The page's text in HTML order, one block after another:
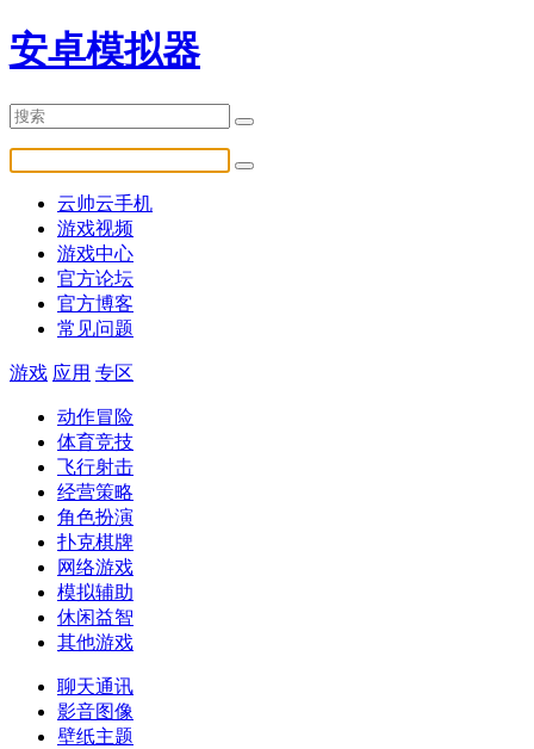
安卓模拟器
云帅云手机
游戏视频
游戏中心
官方论坛
官方博客
常见问题
游戏 应用 专区
动作冒险
体育竞技
飞行射击
经营策略
角色扮演
扑克棋牌
网络游戏
模拟辅助
休闲益智
其他游戏
聊天通讯
影音图像
壁纸主题